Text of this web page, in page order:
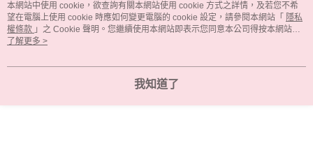
熱門標籤
本網站中使用 cookie，欲查詢有關本網站使用 cookie 方式之詳情，及若您不希
望在電腦上使用 cookie 時應如何變更電腦的 cookie 設定，請參閱本網站「 隱私
權條款 」之 Cookie 聲明。您繼續使用本網站即表示您同意本公司得按本網站使
用條款之 Cookie 聲明使用 cookie。
了解更多 >
我知道了